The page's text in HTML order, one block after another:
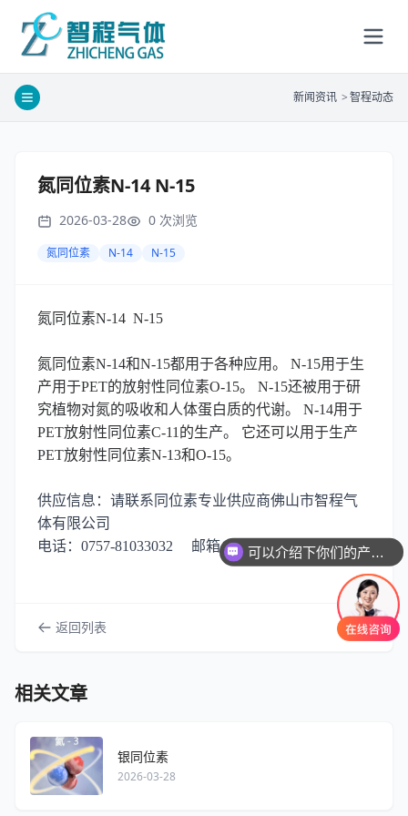
新闻资讯 >智程动态
氮同位素N-14 N-15
2026-03-28 0 次浏览
氮同位素 N-14 N-15
氮同位素N-14 N-15
氮同位素N-14和N-15都用于各种应用。 N-15用于生
产用于PET的放射性同位素O-15。 N-15还被用于研
究植物对氮的吸收和人体蛋白质的代谢。 N-14用于
PET放射性同位素C-11的生产。 它还可以用于生产
PET放射性同位素N-13和O-15。
供应信息：请联系同位素专业供应商佛山市智程气
体有限公司
电话：0757-81033032 邮箱：ZC_GAS@163.COM
返回列表
相关文章
银同位素
2026-03-28